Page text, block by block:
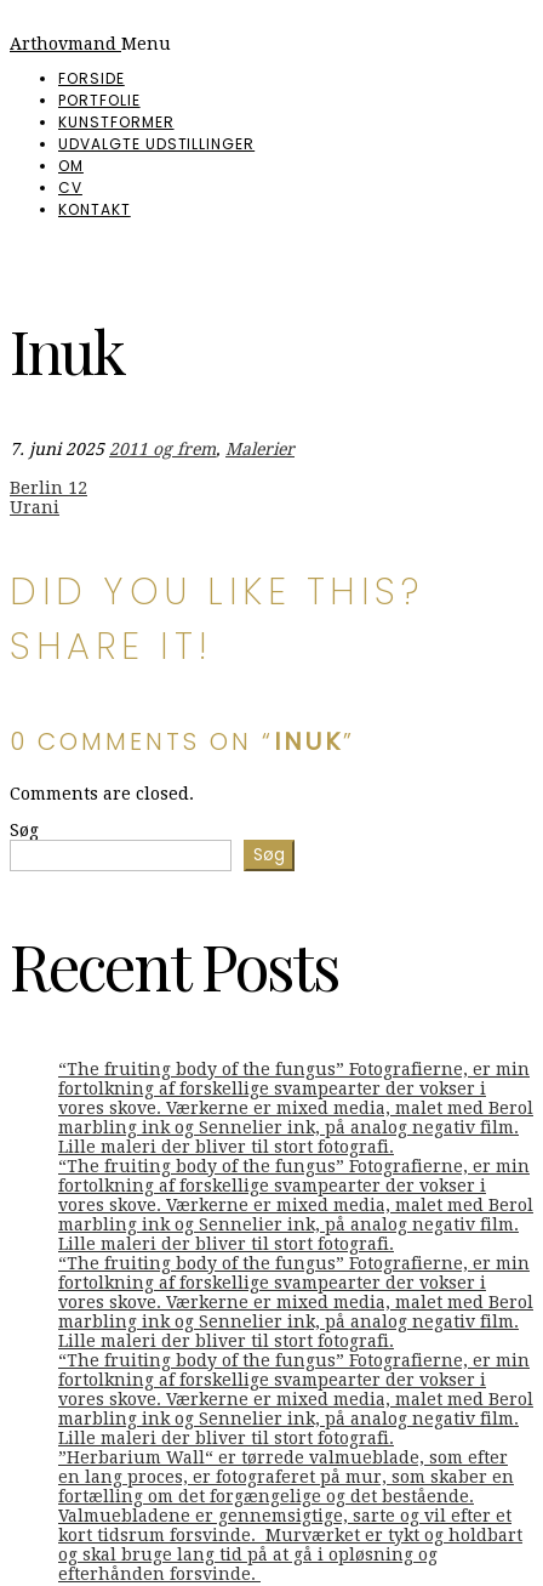
Arthovmand Menu
FORSIDE
PORTFOLIE
KUNSTFORMER
UDVALGTE UDSTILLINGER
OM
CV
KONTAKT
Inuk
7. juni 2025 2011 og frem, Malerier
Indlægsnavigation
Berlin 12
Urani
DID YOU LIKE THIS?
SHARE IT!
0 COMMENTS ON “ INUK”
Comments are closed.
Søg
Søg
Recent Posts
“The fruiting body of the fungus” Fotografierne, er min
fortolkning af forskellige svampearter der vokser i
vores skove. Værkerne er mixed media, malet med Berol
marbling ink og Sennelier ink, på analog negativ film.
Lille maleri der bliver til stort fotografi.
“The fruiting body of the fungus” Fotografierne, er min
fortolkning af forskellige svampearter der vokser i
vores skove. Værkerne er mixed media, malet med Berol
marbling ink og Sennelier ink, på analog negativ film.
Lille maleri der bliver til stort fotografi.
“The fruiting body of the fungus” Fotografierne, er min
fortolkning af forskellige svampearter der vokser i
vores skove. Værkerne er mixed media, malet med Berol
marbling ink og Sennelier ink, på analog negativ film.
Lille maleri der bliver til stort fotografi.
“The fruiting body of the fungus” Fotografierne, er min
fortolkning af forskellige svampearter der vokser i
vores skove. Værkerne er mixed media, malet med Berol
marbling ink og Sennelier ink, på analog negativ film.
Lille maleri der bliver til stort fotografi.
”Herbarium Wall“ er tørrede valmueblade, som efter
en lang proces, er fotograferet på mur, som skaber en
fortælling om det forgængelige og det bestående.
Valmuebladene er gennemsigtige, sarte og vil efter et
kort tidsrum forsvinde. Murværket er tykt og holdbart
og skal bruge lang tid på at gå i opløsning og
efterhånden forsvinde.